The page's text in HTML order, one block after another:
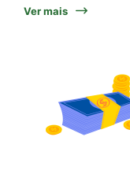
Ver mais